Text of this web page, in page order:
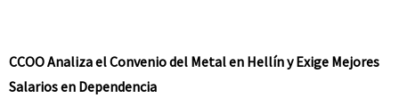
CCOO Analiza el Convenio del Metal en Hellín y Exige Mejores
Salarios en Dependencia